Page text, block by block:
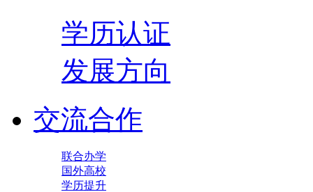
学历认证
发展方向
交流合作
联合办学
国外高校
学历提升